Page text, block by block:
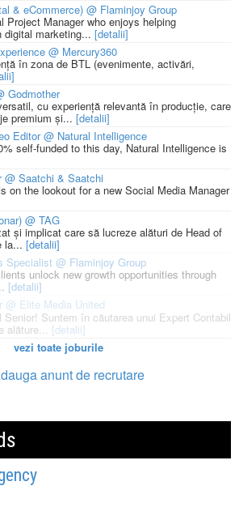
& eCommerce) @ Flaminjoy Group
Project Manager who enjoys helping
digital marketing... [detalii]
@ Mercury360
în zona de BTL (evenimente, activări,
Godmother
cu experiență relevantă în producție, care
premium și... [detalii]
Editor @ Natural Intelligence
self-funded to this day, Natural Intelligence is
@ Saatchi & Saatchi
on the lookout for a new Social Media Manager
@ TAG
și implicat care să lucreze alături de Head of
la... [detalii]
Specialist @ Flaminjoy Group
unlock new growth opportunities through
[detalii]
@ Elite Media United
Senior! Suntem în căutarea unui Expert Contabil
alăture... [detalii]
vezi toate joburile
anunt de recrutare